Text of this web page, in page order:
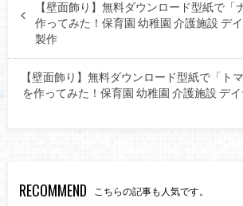
【壁面飾り】無料ダウンロード型紙で「
作ってみた！保育園 幼稚園 介護施設 デ
製作
【壁面飾り】無料ダウンロード型紙で「ト
を作ってみた！保育園 幼稚園 介護施設 デ
RECOMMEND こちらの記事も人気です。